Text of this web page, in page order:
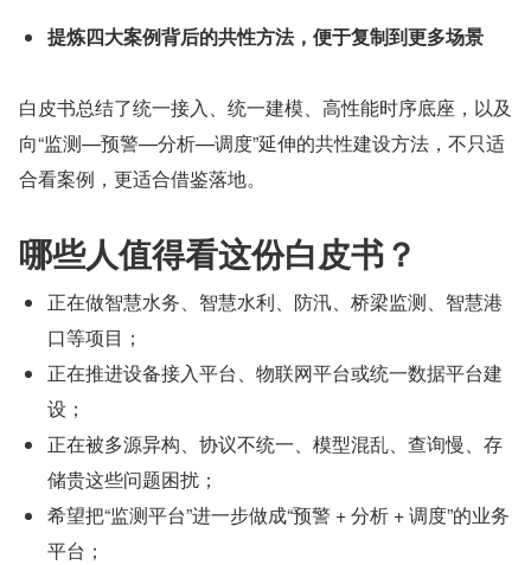
提炼四大案例背后的共性方法，便于复制到更多场景
白皮书总结了统一接入、统一建模、高性能时序底座，以及
向“监测—预警—分析—调度”延伸的共性建设方法，不只适
合看案例，更适合借鉴落地。
哪些人值得看这份白皮书？
正在做智慧水务、智慧水利、防汛、桥梁监测、智慧港
口等项目；
正在推进设备接入平台、物联网平台或统一数据平台建
设；
正在被多源异构、协议不统一、模型混乱、查询慢、存
储贵这些问题困扰；
希望把“监测平台”进一步做成“预警 + 分析 + 调度”的业务
平台；